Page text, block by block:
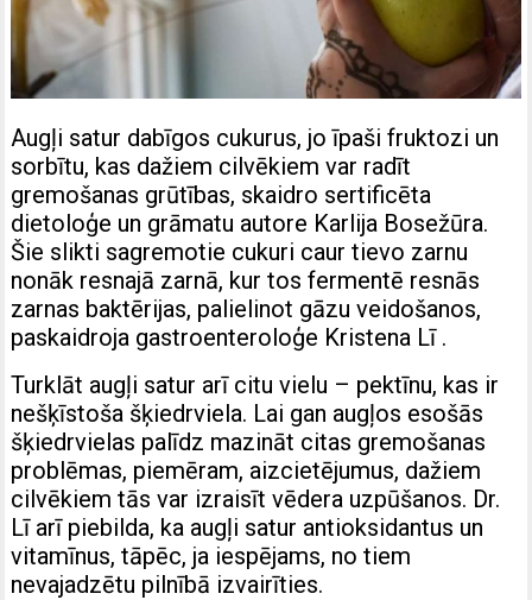
Augļi satur dabīgos cukurus, jo īpaši fruktozi un
sorbītu, kas dažiem cilvēkiem var radīt
gremošanas grūtības, skaidro sertificēta
dietoloģe un grāmatu autore Karlija Bosežūra.
Šie slikti sagremotie cukuri caur tievo zarnu
nonāk resnajā zarnā, kur tos fermentē resnās
zarnas baktērijas, palielinot gāzu veidošanos,
paskaidroja gastroenteroloģe Kristena Lī .
Turklāt augļi satur arī citu vielu – pektīnu, kas ir
nešķīstoša šķiedrviela. Lai gan augļos esošās
šķiedrvielas palīdz mazināt citas gremošanas
problēmas, piemēram, aizcietējumus, dažiem
cilvēkiem tās var izraisīt vēdera uzpūšanos. Dr.
Lī arī piebilda, ka augļi satur antioksidantus un
vitamīnus, tāpēc, ja iespējams, no tiem
nevajadzētu pilnībā izvairīties.